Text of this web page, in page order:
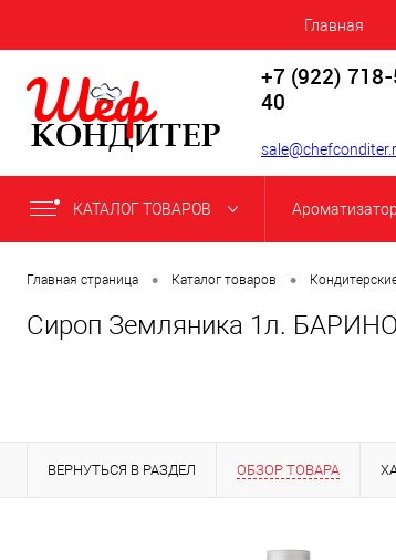
Главная
+7 (922)
40
КАТАЛОГ ТОВАРОВ
Главная страница • Каталог товаров •
Сироп Земляника 1л.
ВЕРНУТЬСЯ В РАЗДЕЛ ОБЗОР ТОВАРА